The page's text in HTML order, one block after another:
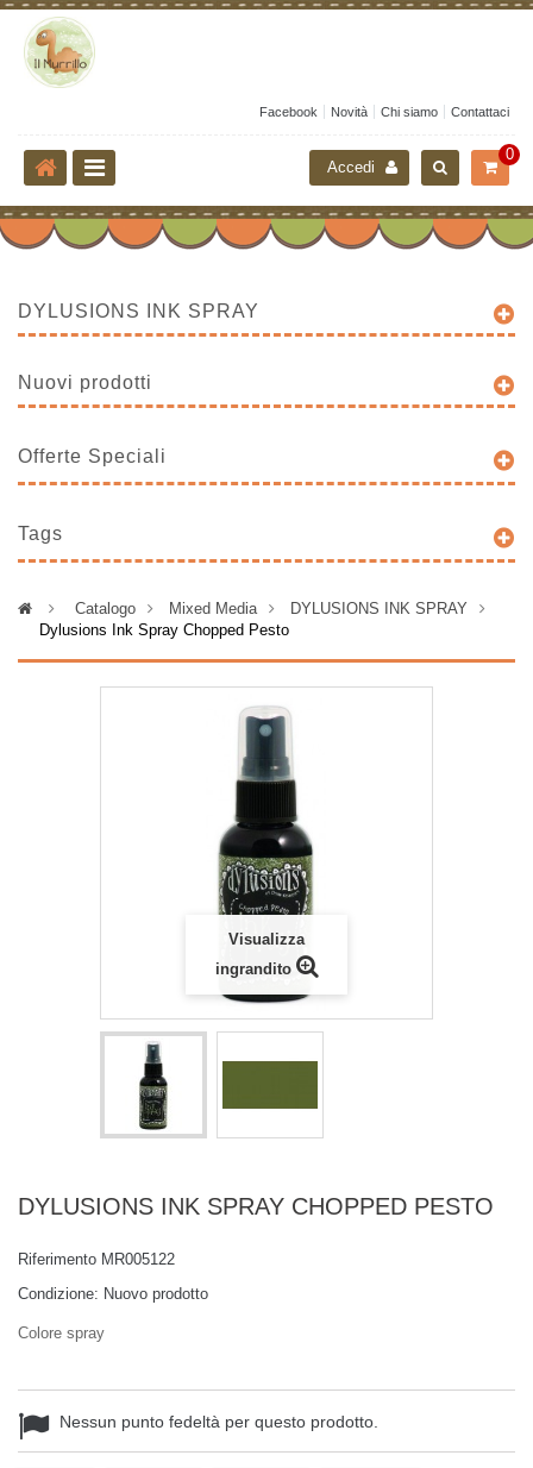
Facebook Novità Chi siamo Contattaci
0
Accedi
DYLUSIONS INK SPRAY
Nuovi prodotti
Offerte Speciali
Tags
> Catalogo > Mixed Media >
DYLUSIONS INK SPRAY
Dylusions Ink Spray Chopped Pesto
Visualizza
ingrandito
DYLUSIONS INK SPRAY CHOPPED PESTO
Riferimento MR005122
Condizione: Nuovo prodotto
Colore spray
Nessun punto fedeltà per questo prodotto.